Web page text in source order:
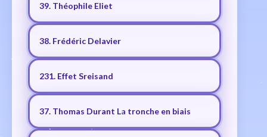
39. Théophile Eliet
38. Frédéric Delavier
231. Effet Sreisand
37. Thomas Durant La tronche en biais